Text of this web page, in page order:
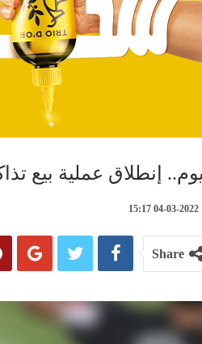
إنطلاق عملية بيع
2022-03-04 15:17
Share